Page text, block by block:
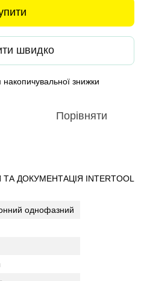
швидко
знижки
Порівняти
ДОКУМЕНТАЦІЯ INTERTOOL
однофазний